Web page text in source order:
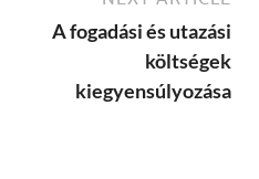
A fogadási és utazási
költségek
kiegyensúlyozása